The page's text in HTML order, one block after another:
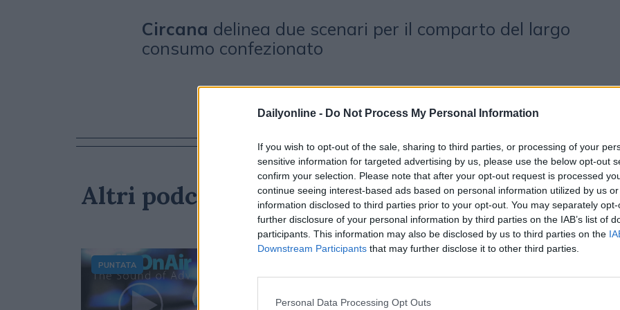
Dailyonline - Do Not Process My Personal Information
If you wish to opt-out of the sale, sharing to third parties, or processing of your
sensitive information for targeted advertising by us, please use the below opt-out
confirm your selection. Please note that after your opt-out request is processed
continue seeing interest-based ads based on personal information utilized by us
information disclosed to third parties prior to your opt-out. You may separately
further disclosure of your personal information by third parties on the IAB’s list of
participants. This information may also be disclosed by us to third parties on the
Downstream Participants that may further disclose it to other third parties.
Personal Data Processing Opt Outs
Circana delinea due scenari per il comparto del largo
consumo confezionato
Altri podcast che potrebbero piacerti
PUNTATA